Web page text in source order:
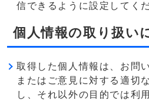
信できるように設定してく
個人情報の取り扱い
取得した個人情報は、お問
またはご意見に対する適切
し、それ以外の目的では利